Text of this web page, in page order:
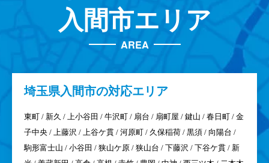
入間市エリア
AREA
埼玉県入間市の対応エリア
東町 / 新久 / 上小谷田 / 牛沢町 / 扇台 / 扇町屋 / 鍵山 / 春日町 / 金
子中央 / 上藤沢 / 上谷ケ貫 / 河原町 / 久保稲荷 / 黒須 / 向陽台 /
駒形富士山 / 小谷田 / 狭山ケ原 / 狭山台 / 下藤沢 / 下谷ケ貫 / 新